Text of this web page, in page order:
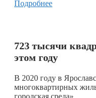
Подробнее
723 тысячи
этом году
В 2020 году в
многоквартирных
городская среда».